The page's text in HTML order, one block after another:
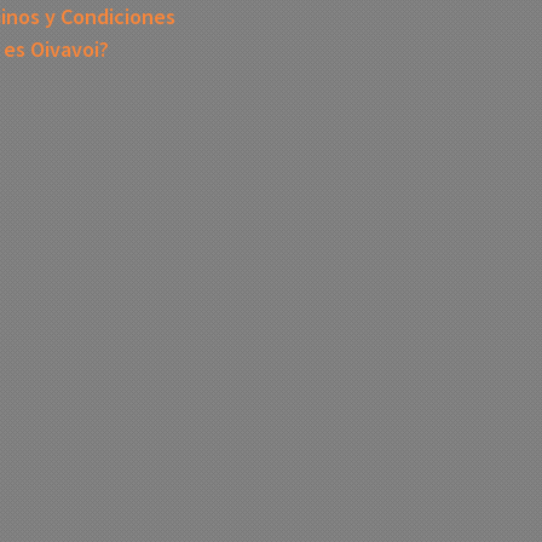
y Condiciones
es Oivavoi?